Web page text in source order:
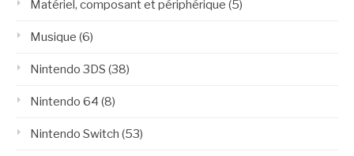
Matériel, composant et périphérique (5)
Musique (6)
Nintendo 3DS (38)
Nintendo 64 (8)
Nintendo Switch (53)